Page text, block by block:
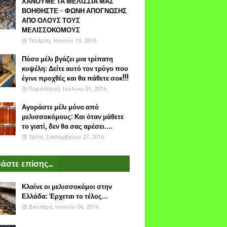
ΒΟΗΘΗΣΤΕ - ΦΩΝΗ ΑΠΟΓΝΩΣΗΣ
ΑΠΟ ΟΛΟΥΣ ΤΟΥΣ
ΜΕΛΙΣΣΟΚΟΜΟΥΣ
Τετάρτη, Ιουνίου 19, 2019
Πόσο μέλι βγάζει μια τρίπατη
κυψέλη: Δείτε αυτό τον τρύγο που
έγινε προχθές και θα πάθετε σοκ!!!
Παρασκευή, Ιουλίου 01, 2016
Αγοράστε μέλι μόνο από
μελισσοκόμους: Και όταν μάθετε
το γιατί, δεν θα σας αρέσει....
Τρίτη, Σεπτεμβρίου 27, 2016
επίσης...
Κλαίνε οι μελισσοκόμοι στην
Ελλάδα: Έρχεται το τέλος...
Δευτέρα, Ιουνίου 06, 2016